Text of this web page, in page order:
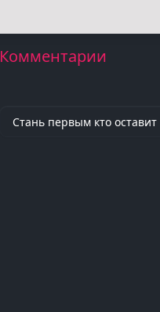
Комментарии
Стань первым кто